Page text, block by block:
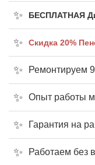
БЕСПЛАТНАЯ
Cкидка 20%
Ремонтируем
Опыт работы
Гарантия на
Работаем без